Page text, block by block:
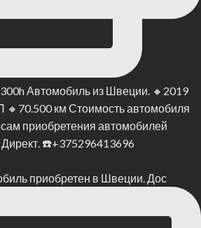
приобретен в Швеции. Дос